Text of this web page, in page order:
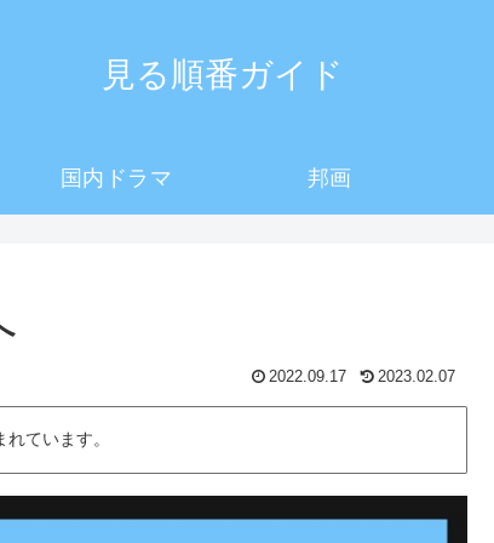
見る順番ガイド
国内ドラマ 邦画
2022.09.17 2023.02.07
ています。